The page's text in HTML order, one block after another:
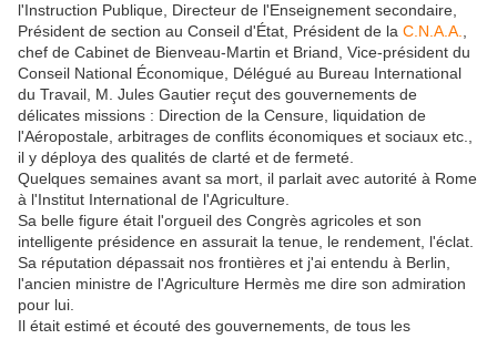
l'Instruction Publique, Directeur de l'Enseignement secondaire,
Président de section au Conseil d'État, Président de la C.N.A.A.
chef de Cabinet de Bienveau-Martin et Briand, Vice-président du
Conseil National Économique, Délégué au Bureau International
du Travail, M. Jules Gautier reçut des gouvernements de
délicates missions : Direction de la Censure, liquidation de
l'Aéropostale, arbitrages de conflits économiques et sociaux etc.,
il y déploya des qualités de clarté et de fermeté.
Quelques semaines avant sa mort, il parlait avec autorité à Rome
à l'Institut International de l'Agriculture.
Sa belle figure était l'orgueil des Congrès agricoles et son
intelligente présidence en assurait la tenue, le rendement, l'éclat.
Sa réputation dépassait nos frontières et j'ai entendu à Berlin,
l'ancien ministre de l'Agriculture Hermès me dire son admiration
pour lui.
Il était estimé et écouté des gouvernements, de tous les